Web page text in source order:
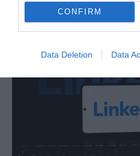
CONFIRM
Data Deletion Data